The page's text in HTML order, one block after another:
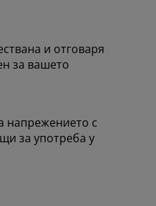
и отговаря
за вашето
напрежението с
за употреба у